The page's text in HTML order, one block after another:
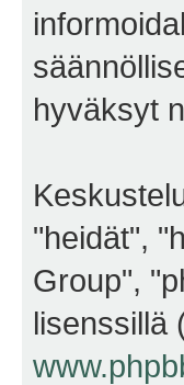
hyväksyt
"heidät",
Group",
lisenssillä